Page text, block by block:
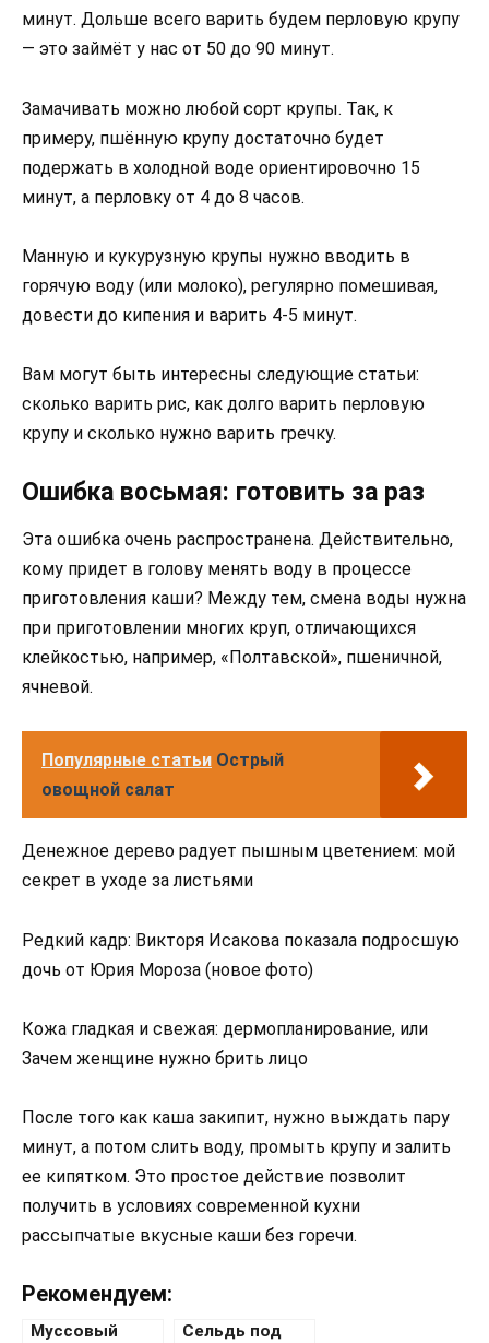
минут. Дольше всего варить будем перловую крупу
— это займёт у нас от 50 до 90 минут.
Замачивать можно любой сорт крупы. Так, к
примеру, пшённую крупу достаточно будет
подержать в холодной воде ориентировочно 15
минут, а перловку от 4 до 8 часов.
Манную и кукурузную крупы нужно вводить в
горячую воду (или молоко), регулярно помешивая,
довести до кипения и варить 4-5 минут.
Вам могут быть интересны следующие статьи:
сколько варить рис, как долго варить перловую
крупу и сколько нужно варить гречку.
Ошибка восьмая: готовить за раз
Эта ошибка очень распространена. Действительно,
кому придет в голову менять воду в процессе
приготовления каши? Между тем, смена воды нужна
при приготовлении многих круп, отличающихся
клейкостью, например, «Полтавской», пшеничной,
ячневой.
Популярные статьи Острый
овощной салат
Денежное дерево радует пышным цветением: мой
секрет в уходе за листьями
Редкий кадр: Викторя Исакова показала подросшую
дочь от Юрия Мороза (новое фото)
Кожа гладкая и свежая: дермопланирование, или
Зачем женщине нужно брить лицо
После того как каша закипит, нужно выждать пару
минут, а потом слить воду, промыть крупу и залить
ее кипятком. Это простое действие позволит
получить в условиях современной кухни
рассыпчатые вкусные каши без горечи.
Рекомендуем:
Муссовый
Сельдь под